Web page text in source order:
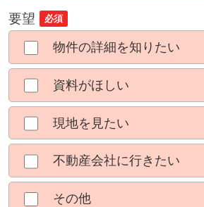
要望 必須
物件の詳細を知りたい
資料がほしい
現地を見たい
不動産会社に行きたい
その他